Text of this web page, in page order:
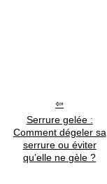
Serrure gelée :
Comment dégeler sa
serrure ou éviter
qu’elle ne gèle ?